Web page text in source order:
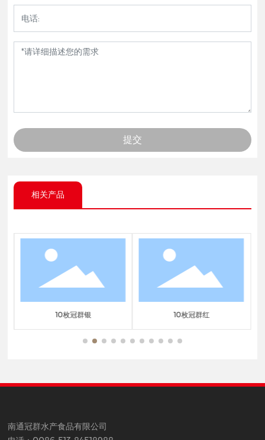
提交
相关产品
10枚冠群银 10枚冠群红
南通冠群水产食品有限公司